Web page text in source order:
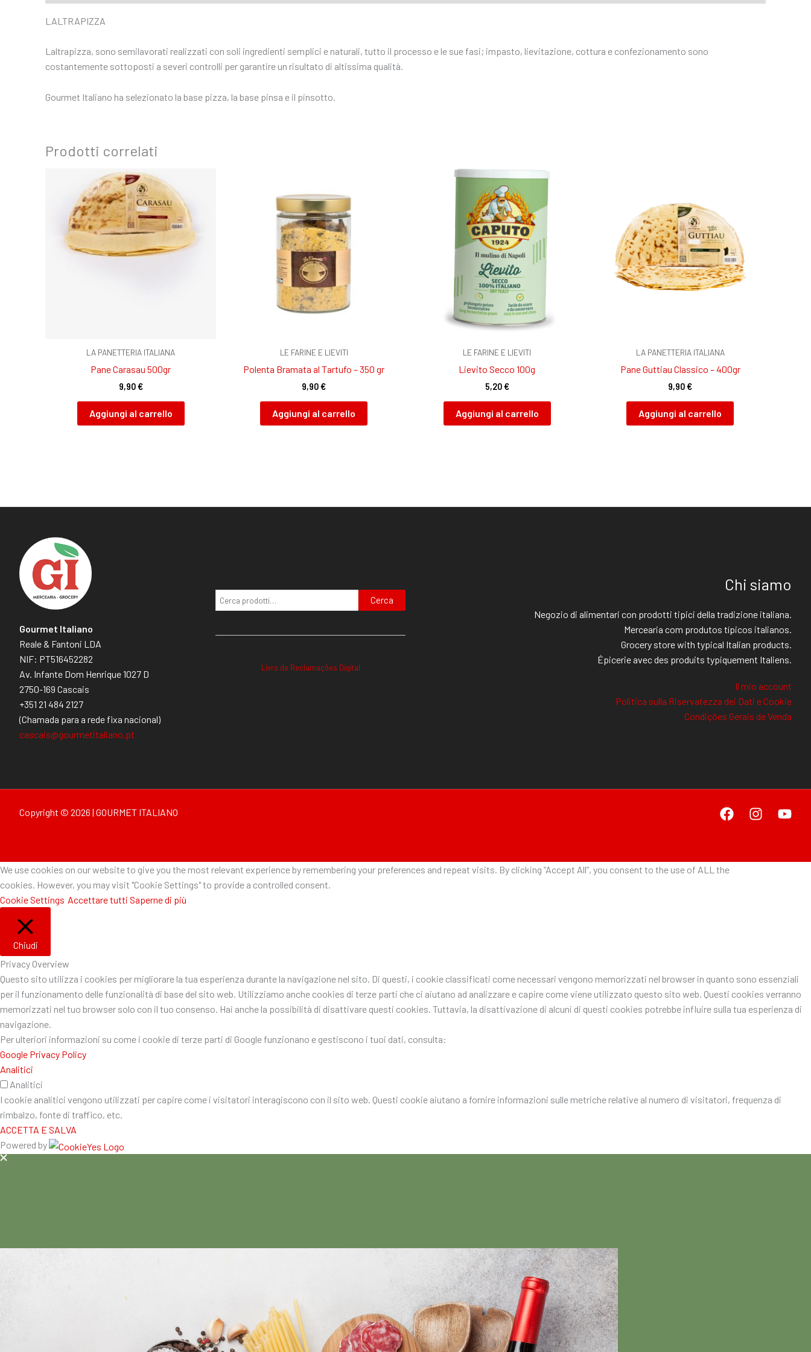
LALTRAPIZZA
Laltrapizza, sono semilavorati realizzati con soli ingredienti semplici e naturali, tutto il processo e le sue fasi; impasto, lievitazione, cottura e confezionamento sono
costantemente sottoposti a severi controlli per garantire un risultato di altissima qualità.
Gourmet Italiano ha selezionato la base pizza, la base pinsa e il pinsotto.
Prodotti correlati
LA PANETTERIA ITALIANA
Pane Carasau 500gr
9,90€
Aggiungi al carrello
LE FARINE E LIEVITI
Polenta Bramata al Tartufo – 350 gr
9,90€
Aggiungi al carrello
LE FARINE E LIEVITI
Lievito Secco 100g
5,20€
Aggiungi al carrello
LA PANETTERIA ITALIANA
Pane Guttiau Classico – 400gr
9,90€
Aggiungi al carrello
Gourmet Italiano
Reale & Fantoni LDA
NIF: PT516452282
Av. Infante Dom Henrique 1027 D
2750-169 Cascais
+351 21 484 2127
(Chamada para a rede fixa nacional)
cascais@gourmetitaliano.pt
Cerca
Livro de Reclamações Digital
Chi siamo
Negozio di alimentari con prodotti tipici della tradizione italiana.
Mercearia com produtos típicos italianos.
Grocery store with typical Italian products.
Épicerie avec des produits typiquement Italiens.
Il mio account
Politica sulla Riservatezza dei Dati e Cookie
Condições Gerais de Venda
Copyright © 2026 | GOURMET ITALIANO
We use cookies on our website to give you the most relevant experience by remembering your preferences and repeat visits. By clicking “Accept All”, you consent to the use of ALL the
cookies. However, you may visit "Cookie Settings" to provide a controlled consent.
Cookie Settings Accettare tutti Saperne di più
Chiudi
Privacy Overview
Questo sito utilizza i cookies per migliorare la tua esperienza durante la navigazione nel sito. Di questi, i cookie classificati come necessari vengono memorizzati nel browser in quanto sono essenziali
per il funzionamento delle funzionalità di base del sito web. Utilizziamo anche cookies di terze parti che ci aiutano ad analizzare e capire come viene utilizzato questo sito web. Questi cookies verranno
memorizzati nel tuo browser solo con il tuo consenso. Hai anche la possibilità di disattivare questi cookies. Tuttavia, la disattivazione di alcuni di questi cookies potrebbe influire sulla tua esperienza di
navigazione.
Per ulteriori informazioni su come i cookie di terze parti di Google funzionano e gestiscono i tuoi dati, consulta:
Google Privacy Policy
Analitici
Analitici
I cookie analitici vengono utilizzati per capire come i visitatori interagiscono con il sito web. Questi cookie aiutano a fornire informazioni sulle metriche relative al numero di visitatori, frequenza di
rimbalzo, fonte di traffico, etc.
ACCETTA E SALVA
Powered by